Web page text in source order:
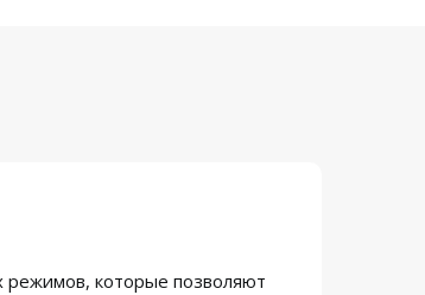
режимов, которые позволяют